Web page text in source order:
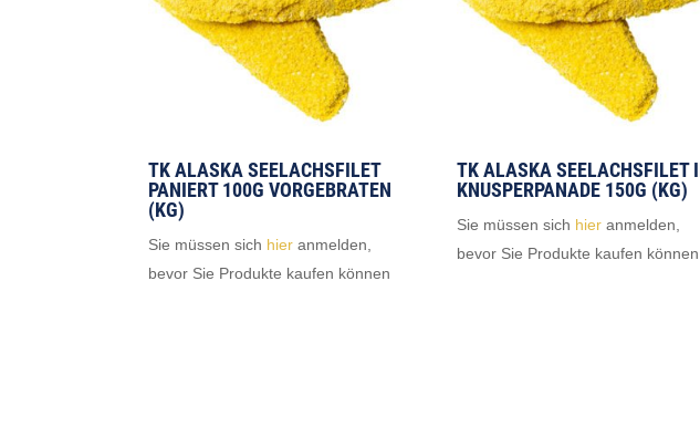
TK ALASKA SEELACHSFILET
PANIERT 100G VORGEBRATEN
(KG)
Sie müssen sich hier anmelden,
bevor Sie Produkte kaufen können
TK ALASKA SEELACHSFILET
KNUSPERPANADE 150G (KG)
Sie müssen sich hier anmelden,
bevor Sie Produkte kaufen können